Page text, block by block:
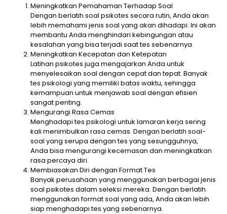
Meningkatkan Pemahaman Terhadap Soal
Dengan berlatih soal psikotes secara rutin, Anda akan
lebih memahami jenis soal yang akan dihadapi. Ini akan
membantu Anda menghindari kebingungan atau
kesalahan yang bisa terjadi saat tes sebenarnya.
Meningkatkan Kecepatan dan Ketepatan
Latihan psikotes juga mengajarkan Anda untuk
menyelesaikan soal dengan cepat dan tepat. Banyak
tes psikologi yang memiliki batas waktu, sehingga
kemampuan untuk menjawab soal dengan efisien
sangat penting.
Mengurangi Rasa Cemas
Menghadapi tes psikologi untuk lamaran kerja sering
kali menimbulkan rasa cemas. Dengan berlatih soal-
soal yang serupa dengan tes yang sesungguhnya,
Anda bisa mengurangi kecemasan dan meningkatkan
rasa percaya diri.
Membiasakan Diri dengan Format Tes
Banyak perusahaan yang menggunakan berbagai jenis
soal psikotes dalam seleksi mereka. Dengan berlatih
menggunakan format soal yang ada, Anda akan lebih
siap menghadapi tes yang sebenarnya.